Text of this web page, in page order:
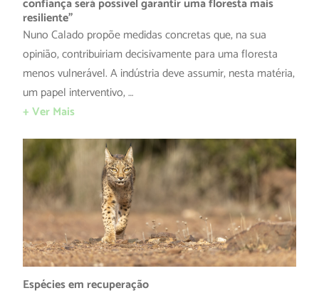
confiança será possível garantir uma floresta mais
resiliente”
Nuno Calado propõe medidas concretas que, na sua
opinião, contribuiriam decisivamente para uma floresta
menos vulnerável. A indústria deve assumir, nesta matéria,
um papel interventivo, …
+ Ver Mais
Espécies em recuperação